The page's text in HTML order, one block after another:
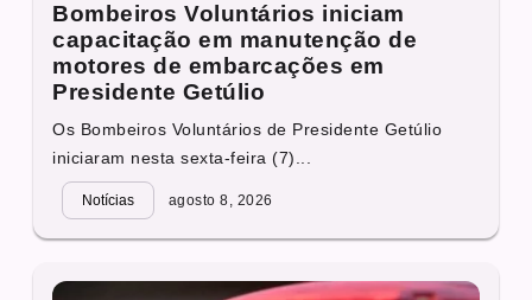
Bombeiros Voluntários iniciam
capacitação em manutenção de
motores de embarcações em
Presidente Getúlio
Os Bombeiros Voluntários de Presidente Getúlio
iniciaram nesta sexta-feira (7)...
Notícias agosto 8, 2026